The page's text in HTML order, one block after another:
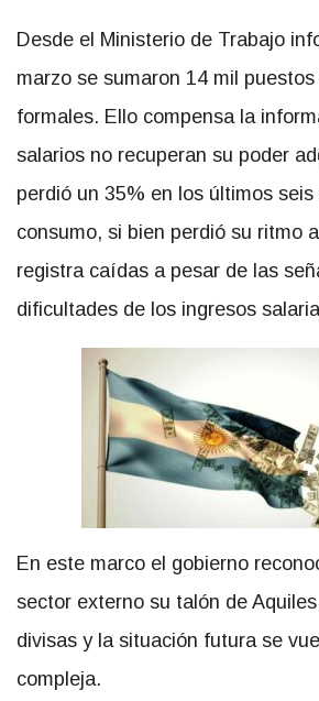
Desde el Ministerio de Trabajo
marzo se sumaron 14 mil
formales. Ello compensa la
salarios no recuperan su poder
perdió un 35% en los últimos seis
consumo, si bien perdió su ritmo
registra caídas a pesar de las
dificultades de los ingresos
En este marco el gobierno
sector externo su talón de
divisas y la situación futura se
compleja.